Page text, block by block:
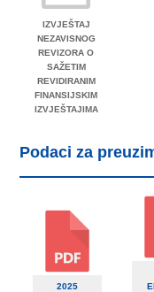
IZVJEŠTAJ
NEZAVISNOG
REVIZORA O
SAŽETIM
REVIDIRANIM
FINANSIJSKIM
IZVJEŠTAJIMA
Podaci za
2025